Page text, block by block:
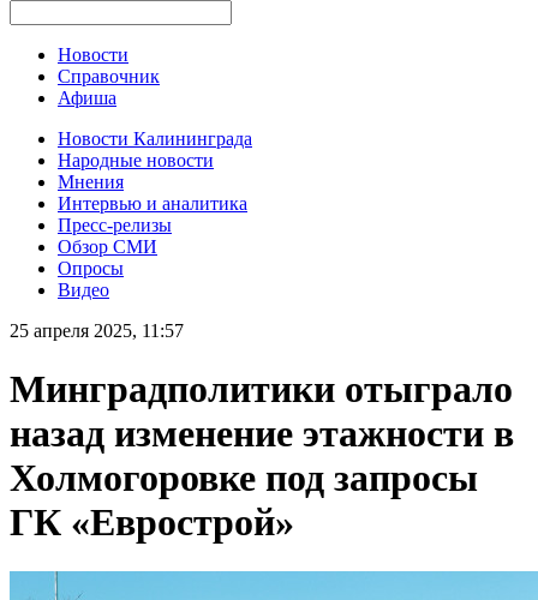
Новости
Справочник
Афиша
Новости Калининграда
Народные новости
Мнения
Интервью и аналитика
Пресс-релизы
Обзор СМИ
Опросы
Видео
25 апреля 2025, 11:57
Минградполитики отыграло
назад изменение этажности в
Холмогоровке под запросы
ГК «Еврострой»